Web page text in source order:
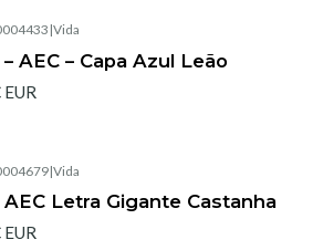
|Vida
AEC – Capa Azul Leão
|Vida
AEC Letra Gigante Castanha